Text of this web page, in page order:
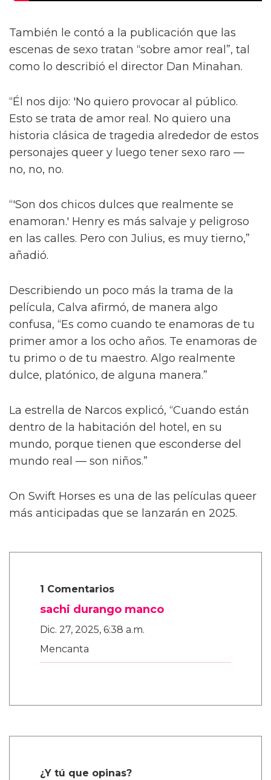
También le contó a la publicación que las
escenas de sexo tratan “sobre amor real”, tal
como lo describió el director Dan Minahan.
“Él nos dijo: 'No quiero provocar al público.
Esto se trata de amor real. No quiero una
historia clásica de tragedia alrededor de estos
personajes queer y luego tener sexo raro —
no, no, no.
“'Son dos chicos dulces que realmente se
enamoran.' Henry es más salvaje y peligroso
en las calles. Pero con Julius, es muy tierno,”
añadió.
Describiendo un poco más la trama de la
película, Calva afirmó, de manera algo
confusa, “Es como cuando te enamoras de tu
primer amor a los ocho años. Te enamoras de
tu primo o de tu maestro. Algo realmente
dulce, platónico, de alguna manera.”
La estrella de Narcos explicó, “Cuando están
dentro de la habitación del hotel, en su
mundo, porque tienen que esconderse del
mundo real — son niños.”
On Swift Horses es una de las películas queer
más anticipadas que se lanzarán en 2025.
1 Comentarios
sachi durango manco
Dic. 27, 2025, 6:38 a.m.
Mencanta
¿Y tú que opinas?